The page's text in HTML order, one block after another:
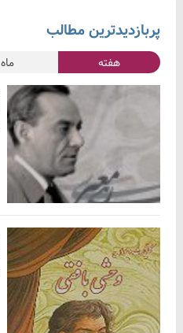
پربازدیدترین مطالب
هفته ماه